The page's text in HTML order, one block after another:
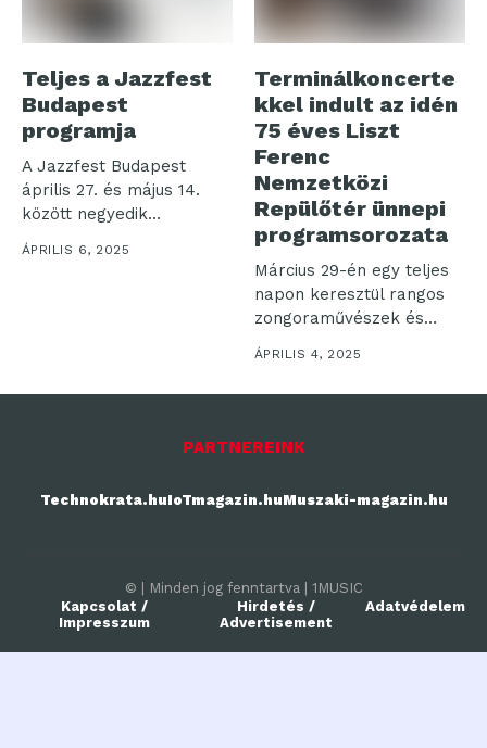
Teljes a Jazzfest
Budapest
programja
A Jazzfest Budapest
április 27. és május 14.
között negyedik
alkalommal hozza...
ÁPRILIS 6, 2025
Terminálkoncerte
kkel indult az idén
75 éves Liszt
Ferenc
Nemzetközi
Repülőtér ünnepi
programsorozata
Március 29-én egy teljes
napon keresztül rangos
zongoraművészek és
fiatal tehetségek
játszottak...
ÁPRILIS 4, 2025
PARTNEREINK
Technokrata.huIoTmagazin.huMuszaki-magazin.hu
© | Minden jog fenntartva | 1MUSIC
Kapcsolat /
Impresszum
Hirdetés /
Advertisement
Adatvédelem